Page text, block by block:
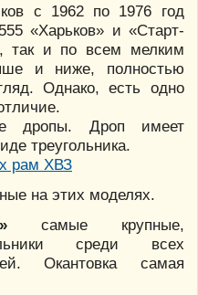
с 1962 по 1976 год
«Харьков» и «Старт-
так и по всем мелким
и ниже, полностью
Однако, есть одно
дропы. Дроп имеет
треугольника.
на этих моделях.
самые крупные,
среди всех
Окантовка самая